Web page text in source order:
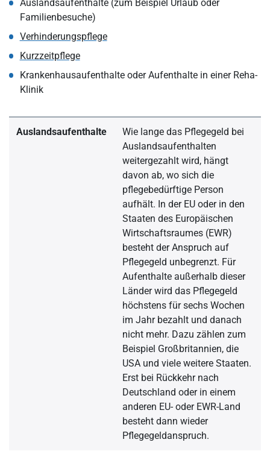
Auslandsaufenthalte (zum Beispiel Urlaub oder
Familienbesuche)
Verhinderungspflege
Kurzzeitpflege
Krankenhausaufenthalte oder Aufenthalte in einer Reha-
Klinik
Auslandsaufenthalte
Wie lange das Pflegegeld bei
Auslandsaufenthalten
weitergezahlt wird, hängt
davon ab, wo sich die
pflegebedürftige Person
aufhält. In der EU oder in den
Staaten des Europäischen
Wirtschaftsraumes (EWR)
besteht der Anspruch auf
Pflegegeld unbegrenzt. Für
Aufenthalte außerhalb dieser
Länder wird das Pflegegeld
höchstens für sechs Wochen
im Jahr bezahlt und danach
nicht mehr. Dazu zählen zum
Beispiel Großbritannien, die
USA und viele weitere Staaten.
Erst bei Rückkehr nach
Deutschland oder in einem
anderen EU- oder EWR-Land
besteht dann wieder
Pflegegeldanspruch.